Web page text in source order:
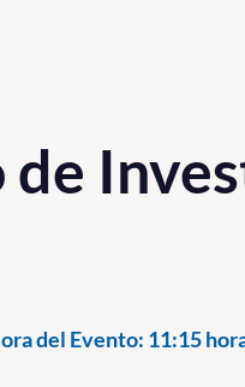
del Evento: 11:15